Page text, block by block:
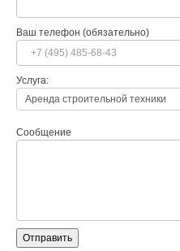
Ваш телефон (обязательно)
Услуга:
Сообщение